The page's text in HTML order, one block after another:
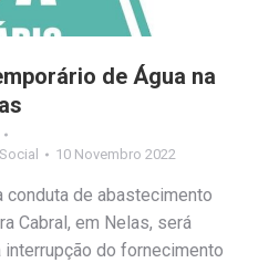
de Água na
10 Novembro 2022
conduta de abastecimento
Cabral, em Nelas, será
do fornecimento